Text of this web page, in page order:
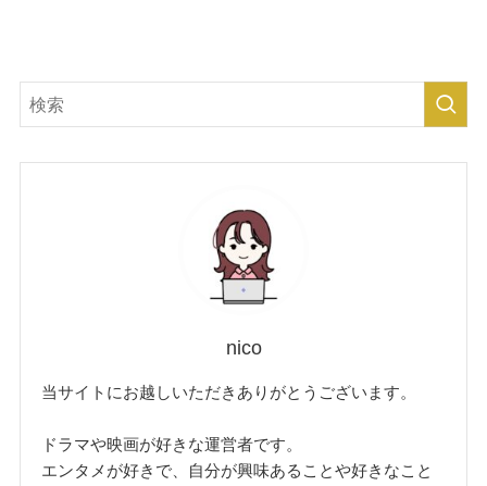
nico
当サイトにお越しいただきありがとうございます。
ドラマや映画が好きな運営者です。
エンタメが好きで、自分が興味あることや好きなこと